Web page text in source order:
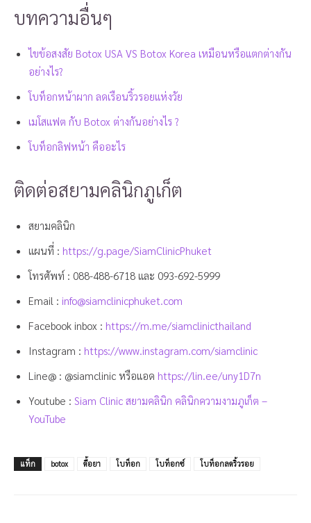
บทความอื่นๆ
ไขข้อสงสัย Botox USA VS Botox Korea เหมือนหรือแตกต่างกัน
อย่างไร?
โบท็อกหน้าผาก ลดเรือนริ้วรอยแห่งวัย
เมโสแฟต กับ Botox ต่างกันอย่างไร ?
โบท็อกลิฟหน้า คืออะไร
ติดต่อสยามคลินิกภูเก็ต
สยามคลินิก
แผนที่ : https://g.page/SiamClinicPhuket
โทรศัพท์ : 088-488-6718 และ 093-692-5999
Email : info@siamclinicphuket.com
Facebook inbox : https://m.me/siamclinicthailand
Instagram : https://www.instagram.com/siamclinic
Line@ : @siamclinic หรือแอด https://lin.ee/uny1D7n
Youtube : Siam Clinic สยามคลินิก คลินิกความงามภูเก็ต –
YouTube
แท็ก botox ดื้อยา โบท็อก โบท็อกซ์ โบท็อกลดริ้วรอย